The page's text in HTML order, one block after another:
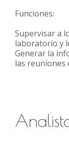
Funciones:
Supervisar a
laboratorio y
Generar la
las reuniones